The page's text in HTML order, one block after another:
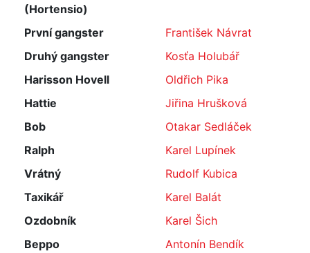
(Hortensio)
První gangster
František Návrat
Druhý gangster
Kosťa Holubář
Harisson Hovell
Oldřich Pika
Hattie
Jiřina Hrušková
Bob
Otakar Sedláček
Ralph
Karel Lupínek
Vrátný
Rudolf Kubica
Taxikář
Karel Balát
Ozdobník
Karel Šich
Beppo
Antonín Bendík